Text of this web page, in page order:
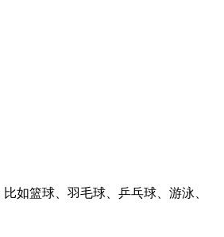
如篮球、羽毛球、乒乓球、游泳、